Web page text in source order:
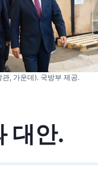
, 가운데). 국방부 제공.
대안.